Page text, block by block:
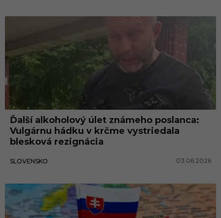
s
Ďalší alkoholový úlet známeho poslanca:
Vulgárnu hádku v krčme vystriedala
blesková rezignácia
SLOVENSKO 03.06.2026